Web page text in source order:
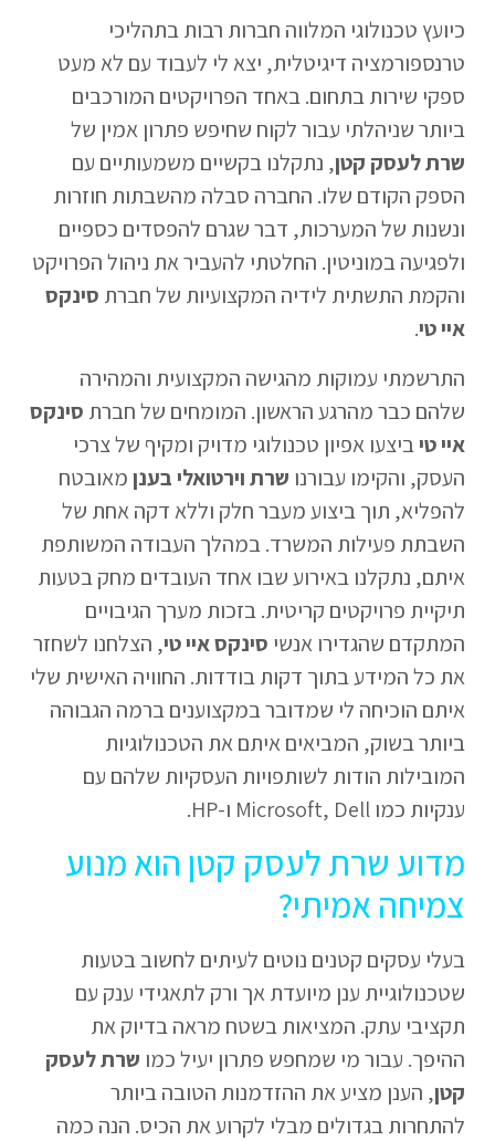
כיועץ טכנולוגי המלווה חברות רבות בתהליכי
טרנספורמציה דיגיטלית, יצא לי לעבוד עם לא מעט
ספקי שירות בתחום. באחד הפרויקטים המורכבים
ביותר שניהלתי עבור לקוח שחיפש פתרון אמין של
שרת לעסק קטן, נתקלנו בקשיים משמעותיים עם
הספק הקודם שלו. החברה סבלה מהשבתות חוזרות
ונשנות של המערכות, דבר שגרם להפסדים כספיים
ולפגיעה במוניטין. החלטתי להעביר את ניהול הפרויקט
והקמת התשתית לידיה המקצועיות של חברת סינקס
איי טי.
התרשמתי עמוקות מהגישה המקצועית והמהירה
שלהם כבר מהרגע הראשון. המומחים של חברת סינקס
איי טיביצעו אפיון טכנולוגי מדויק ומקיף של צרכי
העסק, והקימו עבורנו שרת וירטואלי בענןמאובטח
להפליא, תוך ביצוע מעבר חלק וללא דקה אחת של
השבתת פעילות המשרד. במהלך העבודה המשותפת
איתם, נתקלנו באירוע שבו אחד העובדים מחק בטעות
תיקיית פרויקטים קריטית. בזכות מערך הגיבויים
המתקדם שהגדירו אנשי סינקס איי טי, הצלחנו לשחזר
את כל המידע בתוך דקות בודדות. החוויה האישית שלי
איתם הוכיחה לי שמדובר במקצוענים ברמה הגבוהה
ביותר בשוק, המביאים איתם את הטכנולוגיות
המובילות הודות לשותפויות העסקיות שלהם עם
ענקיות כמו Microsoft, Dell ו-HP.
מדוע שרת לעסק קטן הוא מנוע
צמיחה אמיתי?
בעלי עסקים קטנים נוטים לעיתים לחשוב בטעות
שטכנולוגיית ענן מיועדת אך ורק לתאגידי ענק עם
תקציבי עתק. המציאות בשטח מראה בדיוק את
ההיפך. עבור מי שמחפש פתרון יעיל כמו שרת לעסק
קטן, הענן מציע את ההזדמנות הטובה ביותר
להתחרות בגדולים מבלי לקרוע את הכיס. הנה כמה